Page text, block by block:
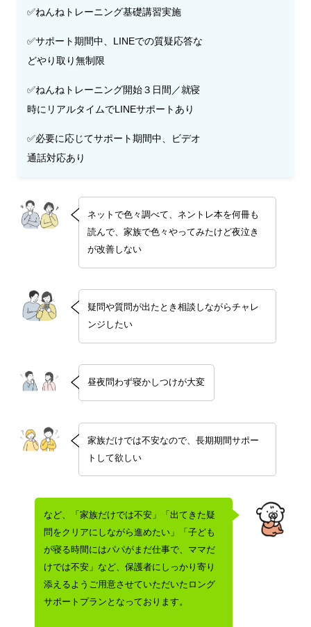
✅ねんねトレーニング基礎講習実施
✅サポート期間中、LINEでの質疑応答な
どやり取り無制限
✅ねんねトレーニング開始３日間／就寝
時にリアルタイムでLINEサポートあり
✅必要に応じてサポート期間中、ビデオ
通話対応あり
ネットで色々調べて、ネントレ本を何冊も
読んで、家族で色々やってみたけど夜泣き
が改善しない
疑問や質問が出たとき相談しながらチャレ
ンジしたい
昼夜問わず寝かしつけが大変
家族だけでは不安なので、長期期間サポー
トして欲しい
など、「家族だけでは不安」「出てきた疑
問をクリアにしながら進めたい」「子ども
が寝る時間にはパパがまだ仕事で、ママだ
けでは不安」など、保護者にしっかり寄り
添えるようご用意させていただいたロング
サポートプランとなっております。